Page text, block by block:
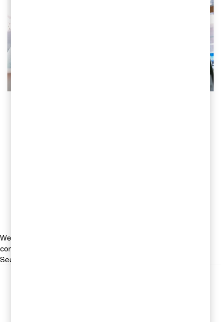
We help you meet tomorrow’s tech demands
compete at a speed that rewrites the rules
See how